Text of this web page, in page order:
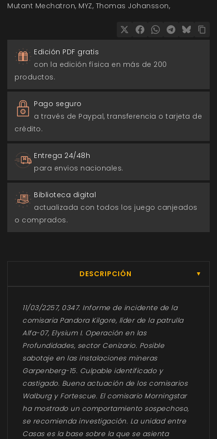
Mutant Mechatron MYZ Thomas Johansson
Edición PDF gratis
con la edición física en más de 200
productos.
Pago seguro
a través de Paypal, transferencia o tarjeta de
crédito.
Entrega 24/48h
para envios nacionales.
Biblioteca digital
actualizada con todos los juego canjeados
o comprados.
DESCRIPCIÓN ▼
11/03/2257, 0347. Informe de incidente de la
comisaria Pandora Kilgore, líder de la patrulla
Alfa-07, Elysium I. Operación en las
Profundidades, sector Cenizario. Posible
sabotaje en las instalaciones mineras
Garpenberg-15. Culpable identificado y
castigado. Buena actuación de los comisarios
Walburg y Fortescue. El comisario Morningstar
ha mostrado un comportamiento sospechoso,
se recomienda investigación. La unidad entre
Casas es la base sobre la que se asienta